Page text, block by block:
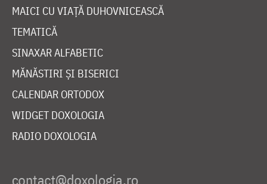
MAICI CU VIAȚĂ DUHOVNICEASCĂ
TEMATICĂ
SINAXAR ALFABETIC
MĂNĂSTIRI ȘI BISERICI
CALENDAR ORTODOX
WIDGET DOXOLOGIA
RADIO DOXOLOGIA